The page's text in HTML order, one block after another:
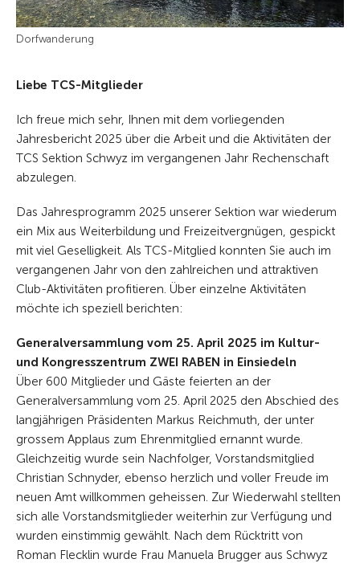
Dorfwanderung
Liebe TCS-Mitglieder
Ich freue mich sehr, Ihnen mit dem vorliegenden
Jahresbericht 2025 über die Arbeit und die Aktivitäten der
TCS Sektion Schwyz im vergangenen Jahr Rechenschaft
abzulegen.
Das Jahresprogramm 2025 unserer Sektion war wiederum
ein Mix aus Weiterbildung und Freizeitvergnügen, gespickt
mit viel Geselligkeit. Als TCS-Mitglied konnten Sie auch im
vergangenen Jahr von den zahlreichen und attraktiven
Club-Aktivitäten profitieren. Über einzelne Aktivitäten
möchte ich speziell berichten:
Generalversammlung vom 25. April 2025 im Kultur-
und Kongresszentrum ZWEI RABEN in Einsiedeln
Über 600 Mitglieder und Gäste feierten an der
Generalversammlung vom 25. April 2025 den Abschied des
langjährigen Präsidenten Markus Reichmuth, der unter
grossem Applaus zum Ehrenmitglied ernannt wurde.
Gleichzeitig wurde sein Nachfolger, Vorstandsmitglied
Christian Schnyder, ebenso herzlich und voller Freude im
neuen Amt willkommen geheissen. Zur Wiederwahl stellten
sich alle Vorstandsmitglieder weiterhin zur Verfügung und
wurden einstimmig gewählt. Nach dem Rücktritt von
Roman Flecklin wurde Frau Manuela Brugger aus Schwyz